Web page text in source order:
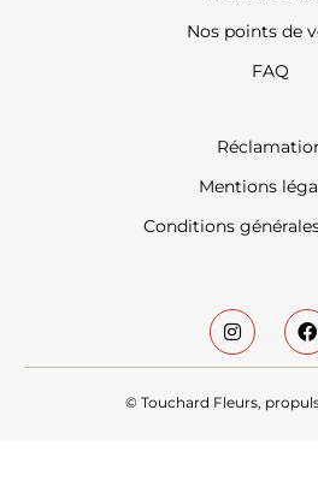
Nos points de
FAQ
Mentions
Conditions
© Touchard Fleurs,